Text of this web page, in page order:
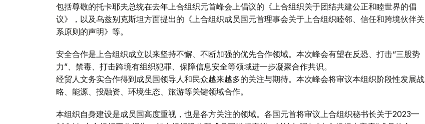
包括尊敬的托卡耶夫总统在去年上合组织元首峰会上倡议的《上合组织关于团结共建公正和睦世界的倡
议》，以及乌兹别克斯坦方面提出的《上合组织成员国元首理事会关于上合组织睦邻、信任和跨境伙伴关
系原则的声明》等。
安全合作是上合组织成立以来坚持不懈、不断加强的优先合作领域。本次峰会有望在反恐、打击“三股势
力”、禁毒、打击跨境有组织犯罪、保障信息安全等领域进一步凝聚合作共识。
经贸人文务实合作得到成员国领导人和民众越来越多的关注与期待。本次峰会将审议本组织阶段性发展战
略、能源、投融资、环境生态、旅游等关键领域合作。
本组织自身建设是成员国高度重视，也是各方关注的领域。各国元首将审议上合组织秘书长关于2023—